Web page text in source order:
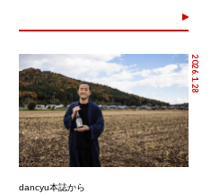
2026.1.28
dancyu本誌から